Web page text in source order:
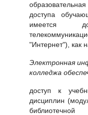
доступа
имеется
"Интернет"), как
Электронная
колледжа
доступ к
дисциплин